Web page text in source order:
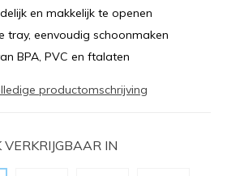
en makkelijk te openen
tray, eenvoudig schoonmaken
BPA, PVC en ftalaten
productomschrijving
VERKRIJGBAAR IN